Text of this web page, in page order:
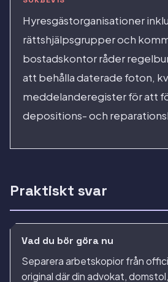
Hyresgästorganisationer
rättshjälpsgrupper och
bostadskontor råder
att behålla daterade foton,
meddelanderegister för att
depositions- och
Praktiskt svar
Vad du bör göra nu
Separera arbetskopior från
original där din advokat,